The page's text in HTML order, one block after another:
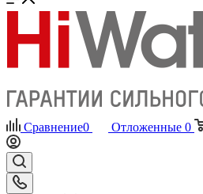
Сравнение0 Отложенные 0